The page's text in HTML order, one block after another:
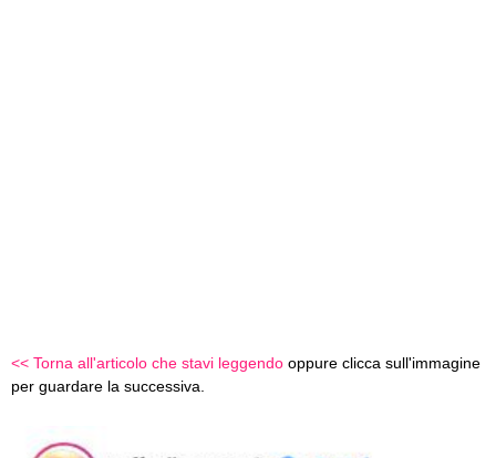
<< Torna all'articolo che stavi leggendo oppure clicca sull'immagine
per guardare la successiva.